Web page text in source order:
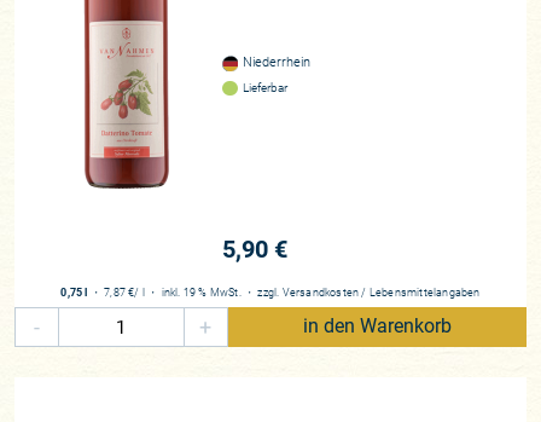
Niederrhein
Lieferbar
5,90 €
0,75 l ・7,87 €/ l ・ inkl. 19 % MwSt.・zzgl. Versandkosten / Lebensmittelangaben
- + in den Warenkorb